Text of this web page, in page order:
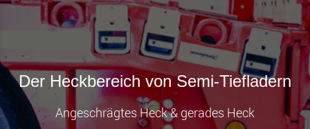
Der Heckbereich von Semi-Tiefladern
Angeschrägtes Heck & gerades Heck